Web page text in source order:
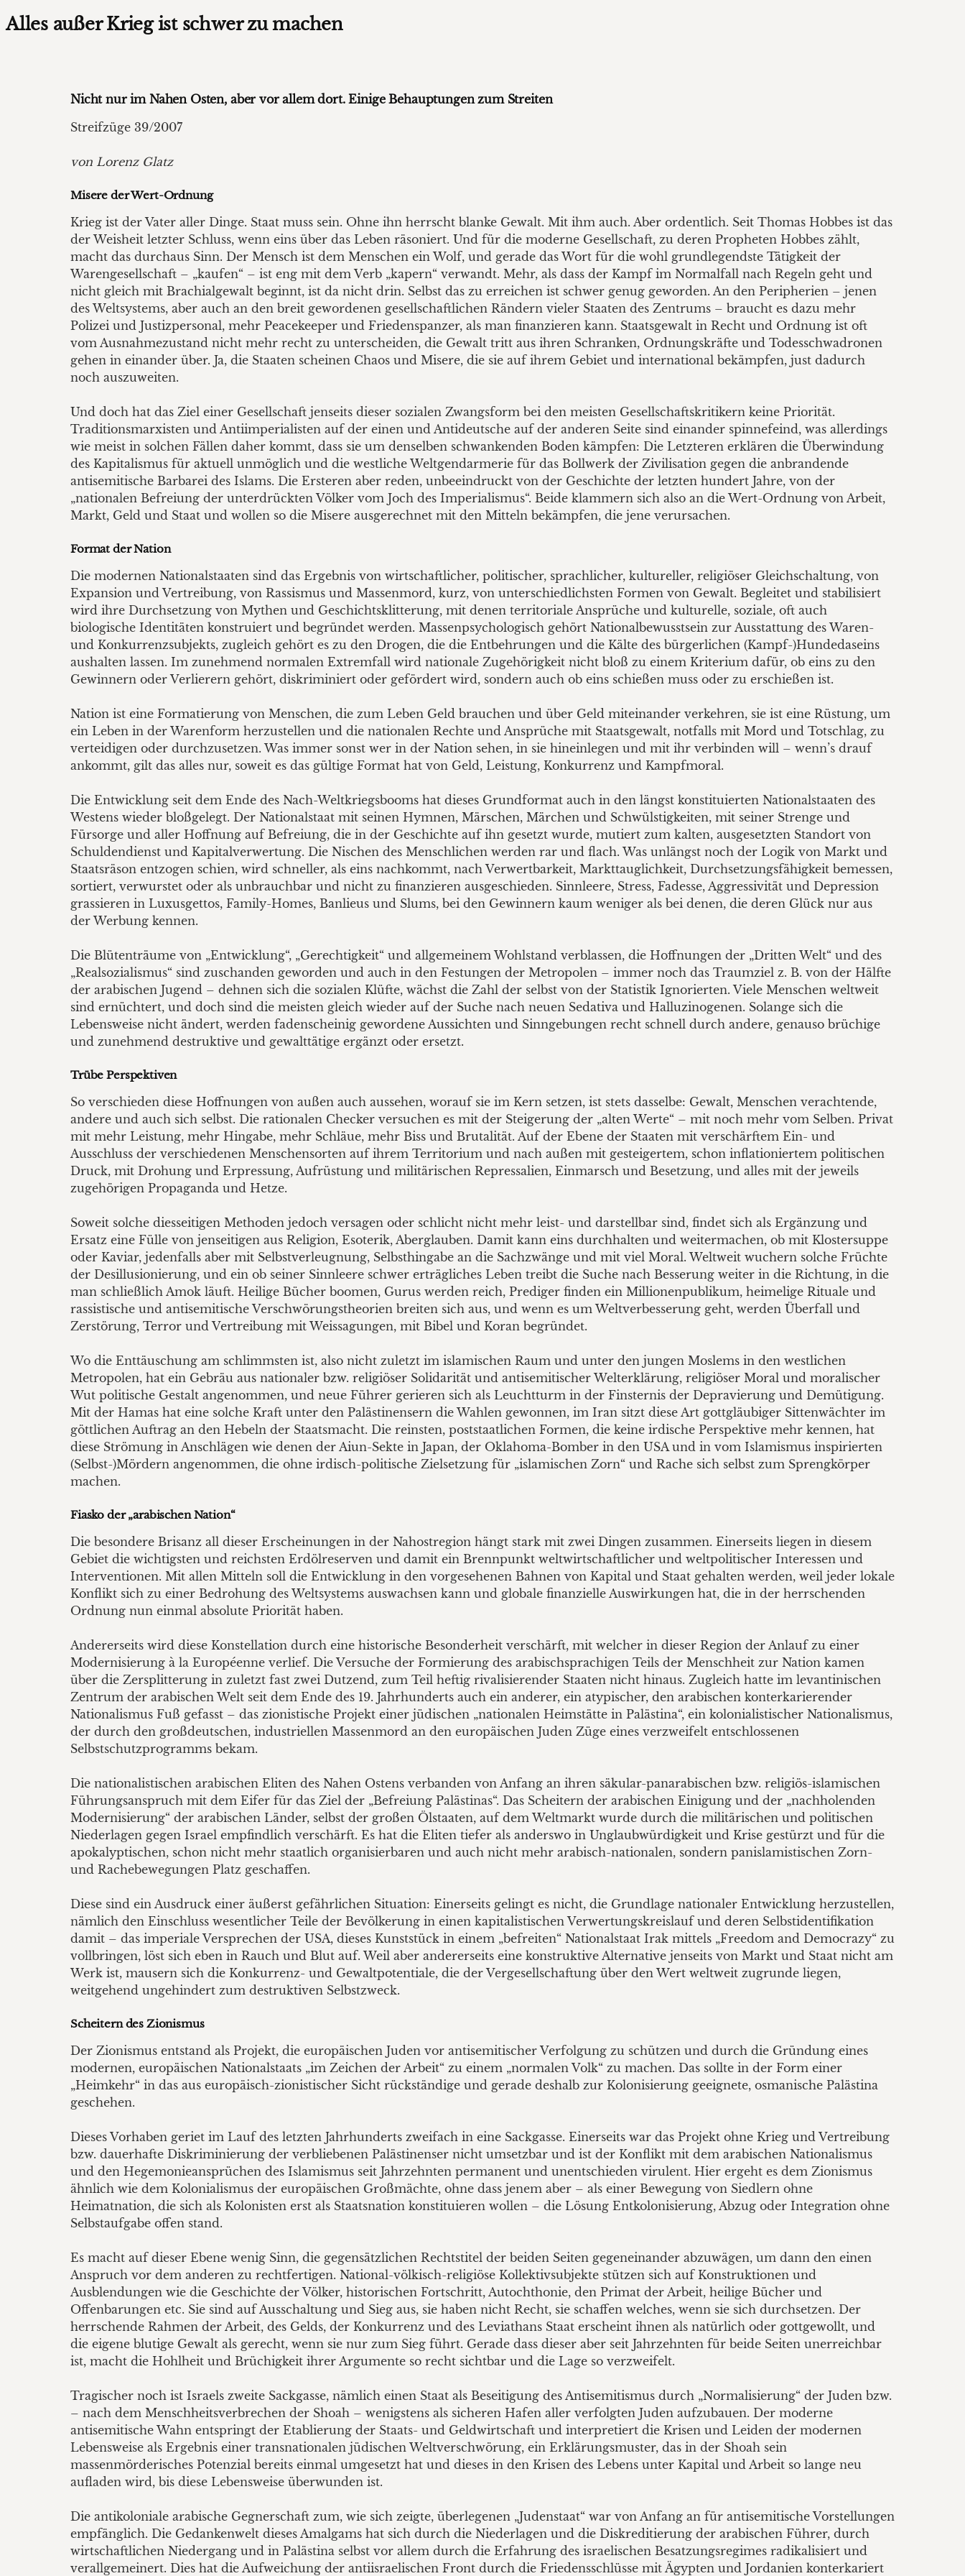
Alles außer Krieg ist schwer zu machen
Nicht nur im Nahen Osten, aber vor allem dort. Einige Behauptungen zum Streiten
Streifzüge 39/2007
von Lorenz Glatz
Misere der Wert-Ordnung
Krieg ist der Vater aller Dinge. Staat muss sein. Ohne ihn herrscht blanke Gewalt. Mit ihm auch. Aber ordentlich. Seit Thomas Hobbes ist das
der Weisheit letzter Schluss, wenn eins über das Leben räsoniert. Und für die moderne Gesellschaft, zu deren Propheten Hobbes zählt,
macht das durchaus Sinn. Der Mensch ist dem Menschen ein Wolf, und gerade das Wort für die wohl grundlegendste Tätigkeit der
Warengesellschaft – „kaufen“ – ist eng mit dem Verb „kapern“ verwandt. Mehr, als dass der Kampf im Normalfall nach Regeln geht und
nicht gleich mit Brachialgewalt beginnt, ist da nicht drin. Selbst das zu erreichen ist schwer genug geworden. An den Peripherien – jenen
des Weltsystems, aber auch an den breit gewordenen gesellschaftlichen Rändern vieler Staaten des Zentrums – braucht es dazu mehr
Polizei und Justizpersonal, mehr Peacekeeper und Friedenspanzer, als man finanzieren kann. Staatsgewalt in Recht und Ordnung ist oft
vom Ausnahmezustand nicht mehr recht zu unterscheiden, die Gewalt tritt aus ihren Schranken, Ordnungskräfte und Todesschwadronen
gehen in einander über. Ja, die Staaten scheinen Chaos und Misere, die sie auf ihrem Gebiet und international bekämpfen, just dadurch
noch auszuweiten.
Und doch hat das Ziel einer Gesellschaft jenseits dieser sozialen Zwangsform bei den meisten Gesellschaftskritikern keine Priorität.
Traditionsmarxisten und Antiimperialisten auf der einen und Antideutsche auf der anderen Seite sind einander spinnefeind, was allerdings
wie meist in solchen Fällen daher kommt, dass sie um denselben schwankenden Boden kämpfen: Die Letzteren erklären die Überwindung
des Kapitalismus für aktuell unmöglich und die westliche Weltgendarmerie für das Bollwerk der Zivilisation gegen die anbrandende
antisemitische Barbarei des Islams. Die Ersteren aber reden, unbeeindruckt von der Geschichte der letzten hundert Jahre, von der
„nationalen Befreiung der unterdrückten Völker vom Joch des Imperialismus“. Beide klammern sich also an die Wert-Ordnung von Arbeit,
Markt, Geld und Staat und wollen so die Misere ausgerechnet mit den Mitteln bekämpfen, die jene verursachen.
Format der Nation
Die modernen Nationalstaaten sind das Ergebnis von wirtschaftlicher, politischer, sprachlicher, kultureller, religiöser Gleichschaltung, von
Expansion und Vertreibung, von Rassismus und Massenmord, kurz, von unterschiedlichsten Formen von Gewalt. Begleitet und stabilisiert
wird ihre Durchsetzung von Mythen und Geschichtsklitterung, mit denen territoriale Ansprüche und kulturelle, soziale, oft auch
biologische Identitäten konstruiert und begründet werden. Massenpsychologisch gehört Nationalbewusstsein zur Ausstattung des Waren-
und Konkurrenzsubjekts, zugleich gehört es zu den Drogen, die die Entbehrungen und die Kälte des bürgerlichen (Kampf-)Hundedaseins
aushalten lassen. Im zunehmend normalen Extremfall wird nationale Zugehörigkeit nicht bloß zu einem Kriterium dafür, ob eins zu den
Gewinnern oder Verlierern gehört, diskriminiert oder gefördert wird, sondern auch ob eins schießen muss oder zu erschießen ist.
Nation ist eine Formatierung von Menschen, die zum Leben Geld brauchen und über Geld miteinander verkehren, sie ist eine Rüstung, um
ein Leben in der Warenform herzustellen und die nationalen Rechte und Ansprüche mit Staatsgewalt, notfalls mit Mord und Totschlag, zu
verteidigen oder durchzusetzen. Was immer sonst wer in der Nation sehen, in sie hineinlegen und mit ihr verbinden will – wenn’s drauf
ankommt, gilt das alles nur, soweit es das gültige Format hat von Geld, Leistung, Konkurrenz und Kampfmoral.
Die Entwicklung seit dem Ende des Nach-Weltkriegsbooms hat dieses Grundformat auch in den längst konstituierten Nationalstaaten des
Westens wieder bloßgelegt. Der Nationalstaat mit seinen Hymnen, Märschen, Märchen und Schwülstigkeiten, mit seiner Strenge und
Fürsorge und aller Hoffnung auf Befreiung, die in der Geschichte auf ihn gesetzt wurde, mutiert zum kalten, ausgesetzten Standort von
Schuldendienst und Kapitalverwertung. Die Nischen des Menschlichen werden rar und flach. Was unlängst noch der Logik von Markt und
Staatsräson entzogen schien, wird schneller, als eins nachkommt, nach Verwertbarkeit, Markttauglichkeit, Durchsetzungsfähigkeit bemessen,
sortiert, verwurstet oder als unbrauchbar und nicht zu finanzieren ausgeschieden. Sinnleere, Stress, Fadesse, Aggressivität und Depression
grassieren in Luxusgettos, Family-Homes, Banlieus und Slums, bei den Gewinnern kaum weniger als bei denen, die deren Glück nur aus
der Werbung kennen.
Die Blütenträume von „Entwicklung“, „Gerechtigkeit“ und allgemeinem Wohlstand verblassen, die Hoffnungen der „Dritten Welt“ und des
„Realsozialismus“ sind zuschanden geworden und auch in den Festungen der Metropolen – immer noch das Traumziel z. B. von der Hälfte
der arabischen Jugend – dehnen sich die sozialen Klüfte, wächst die Zahl der selbst von der Statistik Ignorierten. Viele Menschen weltweit
sind ernüchtert, und doch sind die meisten gleich wieder auf der Suche nach neuen Sedativa und Halluzinogenen. Solange sich die
Lebensweise nicht ändert, werden fadenscheinig gewordene Aussichten und Sinngebungen recht schnell durch andere, genauso brüchige
und zunehmend destruktive und gewalttätige ergänzt oder ersetzt.
Trübe Perspektiven
So verschieden diese Hoffnungen von außen auch aussehen, worauf sie im Kern setzen, ist stets dasselbe: Gewalt, Menschen verachtende,
andere und auch sich selbst. Die rationalen Checker versuchen es mit der Steigerung der „alten Werte“ – mit noch mehr vom Selben. Privat
mit mehr Leistung, mehr Hingabe, mehr Schläue, mehr Biss und Brutalität. Auf der Ebene der Staaten mit verschärftem Ein- und
Ausschluss der verschiedenen Menschensorten auf ihrem Territorium und nach außen mit gesteigertem, schon inflationiertem politischen
Druck, mit Drohung und Erpressung, Aufrüstung und militärischen Repressalien, Einmarsch und Besetzung, und alles mit der jeweils
zugehörigen Propaganda und Hetze.
Soweit solche diesseitigen Methoden jedoch versagen oder schlicht nicht mehr leist- und darstellbar sind, findet sich als Ergänzung und
Ersatz eine Fülle von jenseitigen aus Religion, Esoterik, Aberglauben. Damit kann eins durchhalten und weitermachen, ob mit Klostersuppe
oder Kaviar, jedenfalls aber mit Selbstverleugnung, Selbsthingabe an die Sachzwänge und mit viel Moral. Weltweit wuchern solche Früchte
der Desillusionierung, und ein ob seiner Sinnleere schwer erträgliches Leben treibt die Suche nach Besserung weiter in die Richtung, in die
man schließlich Amok läuft. Heilige Bücher boomen, Gurus werden reich, Prediger finden ein Millionenpublikum, heimelige Rituale und
rassistische und antisemitische Verschwörungstheorien breiten sich aus, und wenn es um Weltverbesserung geht, werden Überfall und
Zerstörung, Terror und Vertreibung mit Weissagungen, mit Bibel und Koran begründet.
Wo die Enttäuschung am schlimmsten ist, also nicht zuletzt im islamischen Raum und unter den jungen Moslems in den westlichen
Metropolen, hat ein Gebräu aus nationaler bzw. religiöser Solidarität und antisemitischer Welterklärung, religiöser Moral und moralischer
Wut politische Gestalt angenommen, und neue Führer gerieren sich als Leuchtturm in der Finsternis der Depravierung und Demütigung.
Mit der Hamas hat eine solche Kraft unter den Palästinensern die Wahlen gewonnen, im Iran sitzt diese Art gottgläubiger Sittenwächter im
göttlichen Auftrag an den Hebeln der Staatsmacht. Die reinsten, poststaatlichen Formen, die keine irdische Perspektive mehr kennen, hat
diese Strömung in Anschlägen wie denen der Aiun-Sekte in Japan, der Oklahoma-Bomber in den USA und in vom Islamismus inspirierten
(Selbst-)Mördern angenommen, die ohne irdisch-politische Zielsetzung für „islamischen Zorn“ und Rache sich selbst zum Sprengkörper
machen.
Fiasko der „arabischen Nation“
Die besondere Brisanz all dieser Erscheinungen in der Nahostregion hängt stark mit zwei Dingen zusammen. Einerseits liegen in diesem
Gebiet die wichtigsten und reichsten Erdölreserven und damit ein Brennpunkt weltwirtschaftlicher und weltpolitischer Interessen und
Interventionen. Mit allen Mitteln soll die Entwicklung in den vorgesehenen Bahnen von Kapital und Staat gehalten werden, weil jeder lokale
Konflikt sich zu einer Bedrohung des Weltsystems auswachsen kann und globale finanzielle Auswirkungen hat, die in der herrschenden
Ordnung nun einmal absolute Priorität haben.
Andererseits wird diese Konstellation durch eine historische Besonderheit verschärft, mit welcher in dieser Region der Anlauf zu einer
Modernisierung à la Européenne verlief. Die Versuche der Formierung des arabischsprachigen Teils der Menschheit zur Nation kamen
über die Zersplitterung in zuletzt fast zwei Dutzend, zum Teil heftig rivalisierender Staaten nicht hinaus. Zugleich hatte im levantinischen
Zentrum der arabischen Welt seit dem Ende des 19. Jahrhunderts auch ein anderer, ein atypischer, den arabischen konterkarierender
Nationalismus Fuß gefasst – das zionistische Projekt einer jüdischen „nationalen Heimstätte in Palästina“, ein kolonialistischer Nationalismus,
der durch den großdeutschen, industriellen Massenmord an den europäischen Juden Züge eines verzweifelt entschlossenen
Selbstschutzprogramms bekam.
Die nationalistischen arabischen Eliten des Nahen Ostens verbanden von Anfang an ihren säkular-panarabischen bzw. religiös-islamischen
Führungsanspruch mit dem Eifer für das Ziel der „Befreiung Palästinas“. Das Scheitern der arabischen Einigung und der „nachholenden
Modernisierung“ der arabischen Länder, selbst der großen Ölstaaten, auf dem Weltmarkt wurde durch die militärischen und politischen
Niederlagen gegen Israel empfindlich verschärft. Es hat die Eliten tiefer als anderswo in Unglaubwürdigkeit und Krise gestürzt und für die
apokalyptischen, schon nicht mehr staatlich organisierbaren und auch nicht mehr arabisch-nationalen, sondern panislamistischen Zorn-
und Rachebewegungen Platz geschaffen.
Diese sind ein Ausdruck einer äußerst gefährlichen Situation: Einerseits gelingt es nicht, die Grundlage nationaler Entwicklung herzustellen,
nämlich den Einschluss wesentlicher Teile der Bevölkerung in einen kapitalistischen Verwertungskreislauf und deren Selbstidentifikation
damit – das imperiale Versprechen der USA, dieses Kunststück in einem „befreiten“ Nationalstaat Irak mittels „Freedom and Democrazy“ zu
vollbringen, löst sich eben in Rauch und Blut auf. Weil aber andererseits eine konstruktive Alternative jenseits von Markt und Staat nicht am
Werk ist, mausern sich die Konkurrenz- und Gewaltpotentiale, die der Vergesellschaftung über den Wert weltweit zugrunde liegen,
weitgehend ungehindert zum destruktiven Selbstzweck.
Scheitern des Zionismus
Der Zionismus entstand als Projekt, die europäischen Juden vor antisemitischer Verfolgung zu schützen und durch die Gründung eines
modernen, europäischen Nationalstaats „im Zeichen der Arbeit“ zu einem „normalen Volk“ zu machen. Das sollte in der Form einer
„Heimkehr“ in das aus europäisch-zionistischer Sicht rückständige und gerade deshalb zur Kolonisierung geeignete, osmanische Palästina
geschehen.
Dieses Vorhaben geriet im Lauf des letzten Jahrhunderts zweifach in eine Sackgasse. Einerseits war das Projekt ohne Krieg und Vertreibung
bzw. dauerhafte Diskriminierung der verbliebenen Palästinenser nicht umsetzbar und ist der Konflikt mit dem arabischen Nationalismus
und den Hegemonieansprüchen des Islamismus seit Jahrzehnten permanent und unentschieden virulent. Hier ergeht es dem Zionismus
ähnlich wie dem Kolonialismus der europäischen Großmächte, ohne dass jenem aber – als einer Bewegung von Siedlern ohne
Heimatnation, die sich als Kolonisten erst als Staatsnation konstituieren wollen – die Lösung Entkolonisierung, Abzug oder Integration ohne
Selbstaufgabe offen stand.
Es macht auf dieser Ebene wenig Sinn, die gegensätzlichen Rechtstitel der beiden Seiten gegeneinander abzuwägen, um dann den einen
Anspruch vor dem anderen zu rechtfertigen. National-völkisch-religiöse Kollektivsubjekte stützen sich auf Konstruktionen und
Ausblendungen wie die Geschichte der Völker, historischen Fortschritt, Autochthonie, den Primat der Arbeit, heilige Bücher und
Offenbarungen etc. Sie sind auf Ausschaltung und Sieg aus, sie haben nicht Recht, sie schaffen welches, wenn sie sich durchsetzen. Der
herrschende Rahmen der Arbeit, des Gelds, der Konkurrenz und des Leviathans Staat erscheint ihnen als natürlich oder gottgewollt, und
die eigene blutige Gewalt als gerecht, wenn sie nur zum Sieg führt. Gerade dass dieser aber seit Jahrzehnten für beide Seiten unerreichbar
ist, macht die Hohlheit und Brüchigkeit ihrer Argumente so recht sichtbar und die Lage so verzweifelt.
Tragischer noch ist Israels zweite Sackgasse, nämlich einen Staat als Beseitigung des Antisemitismus durch „Normalisierung“ der Juden bzw.
– nach dem Menschheitsverbrechen der Shoah – wenigstens als sicheren Hafen aller verfolgten Juden aufzubauen. Der moderne
antisemitische Wahn entspringt der Etablierung der Staats- und Geldwirtschaft und interpretiert die Krisen und Leiden der modernen
Lebensweise als Ergebnis einer transnationalen jüdischen Weltverschwörung, ein Erklärungsmuster, das in der Shoah sein
massenmörderisches Potenzial bereits einmal umgesetzt hat und dieses in den Krisen des Lebens unter Kapital und Arbeit so lange neu
aufladen wird, bis diese Lebensweise überwunden ist.
Die antikoloniale arabische Gegnerschaft zum, wie sich zeigte, überlegenen „Judenstaat“ war von Anfang an für antisemitische Vorstellungen
empfänglich. Die Gedankenwelt dieses Amalgams hat sich durch die Niederlagen und die Diskreditierung der arabischen Führer, durch
wirtschaftlichen Niedergang und in Palästina selbst vor allem durch die Erfahrung des israelischen Besatzungsregimes radikalisiert und
verallgemeinert. Dies hat die Aufweichung der antiisraelischen Front durch die Friedensschlüsse mit Ägypten und Jordanien konterkariert